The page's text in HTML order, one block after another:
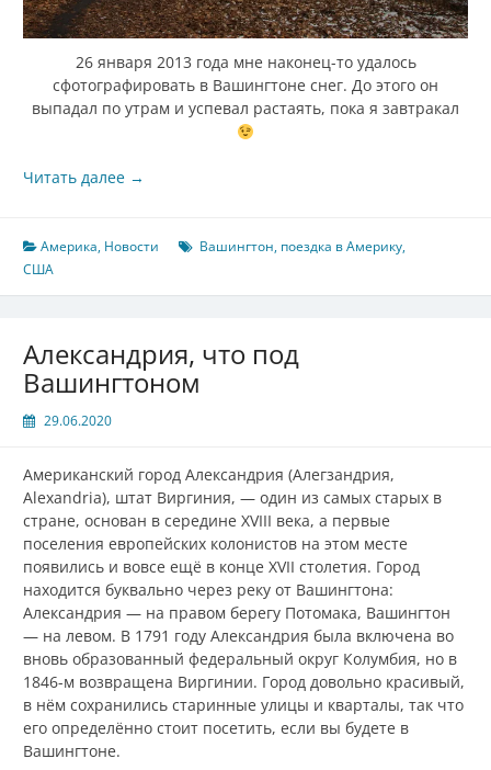
26 января 2013 года мне наконец-то удалось
сфотографировать в Вашингтоне снег. До этого он
выпадал по утрам и успевал растаять, пока я завтракал
Читать далее →
Америка, Новости Вашингтон, поездка в Америку,
США
Александрия, что под
Вашингтоном
29.06.2020
Американский город Александрия (Алегзандрия,
Alexandria), штат Виргиния, — один из самых старых в
стране, основан в середине XVIII века, а первые
поселения европейских колонистов на этом месте
появились и вовсе ещё в конце XVII столетия. Город
находится буквально через реку от Вашингтона:
Александрия — на правом берегу Потомака, Вашингтон
— на левом. В 1791 году Александрия была включена во
вновь образованный федеральный округ Колумбия, но в
1846-м возвращена Виргинии. Город довольно красивый,
в нём сохранились старинные улицы и кварталы, так что
его определённо стоит посетить, если вы будете в
Вашингтоне.